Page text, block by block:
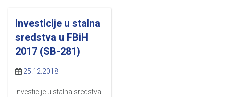
Investicije u stalna
sredstva u FBiH
2017 (SB-281)
25.12.2018
Investicije u stalna sredstva